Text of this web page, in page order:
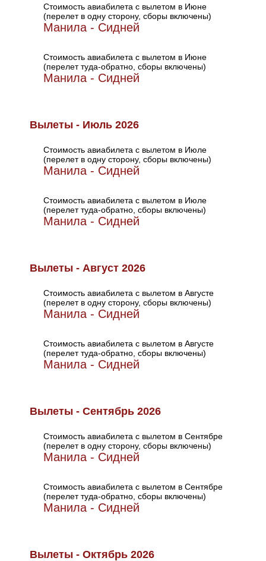
Стоимость авиабилета с вылетом в Июне
(перелет в одну сторону, сборы включены)
Манила - Сидней
Стоимость авиабилета с вылетом в Июне
(перелет туда-обратно, сборы включены)
Манила - Сидней
Вылеты - Июль 2026
Стоимость авиабилета с вылетом в Июле
(перелет в одну сторону, сборы включены)
Манила - Сидней
Стоимость авиабилета с вылетом в Июле
(перелет туда-обратно, сборы включены)
Манила - Сидней
Вылеты - Август 2026
Стоимость авиабилета с вылетом в Августе
(перелет в одну сторону, сборы включены)
Манила - Сидней
Стоимость авиабилета с вылетом в Августе
(перелет туда-обратно, сборы включены)
Манила - Сидней
Вылеты - Сентябрь 2026
Стоимость авиабилета с вылетом в Сентябре
(перелет в одну сторону, сборы включены)
Манила - Сидней
Стоимость авиабилета с вылетом в Сентябре
(перелет туда-обратно, сборы включены)
Манила - Сидней
Вылеты - Октябрь 2026